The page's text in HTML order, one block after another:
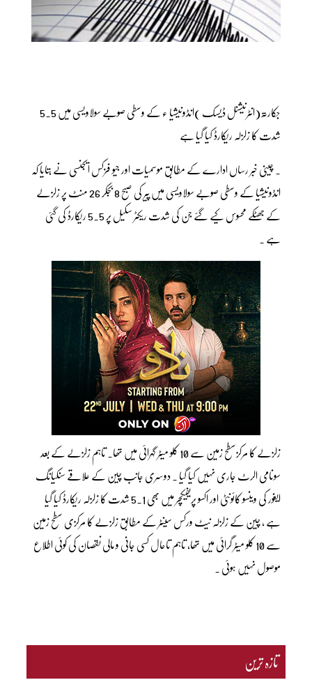
جکارتہ(انٹرنیشنل ڈیسک )انڈونیشیا ء کے وسطی صوبے سولاویسی میں 5.5
شدت کا زلزلہ ریکارڈ کیا گیا ہے
۔ چینی خبر رساں ادارے کے مطابق موسمیات اور جیو فزکس ایجنسی نے بتایا کہ
انڈونیشیا کے وسطی صوبے سولاویسی میں پیر کی صبح 8 بجکر 26 منٹ پر زلزلے
کے جھٹکے محسوس کیے گئے جن کی شدت ریکٹر سکیل پر 5.5 ریکارڈ کی گئی
ہے ۔
زلزلے کا مرکزسطح زمین سے 10 کلو میٹر گہرائی میں تھا۔ تاہم زلزلے کے بعد
سونامی الرٹ جاری نہیں کیا گیا ۔ دوسری جانب چین کے علاقے سنکیانگ
ایغور کی وینسو کائونٹی اور اکسو پریفیکچر میں بھی 5.1 شدت کا زلزلہ ریکارڈ کیا گیا
ہے ، چین کے زلزلہ نیٹ ورکس سینٹر کے مطابق زلزلے کا مرکزی سطح زمین
سے 10 کلو میٹر گرائی میں تھا، تاہم تاحال کسی جانی و مالی نقصان کی کوئی اطلاع
موصول نہیں ہوئی ۔
تازہ ترین